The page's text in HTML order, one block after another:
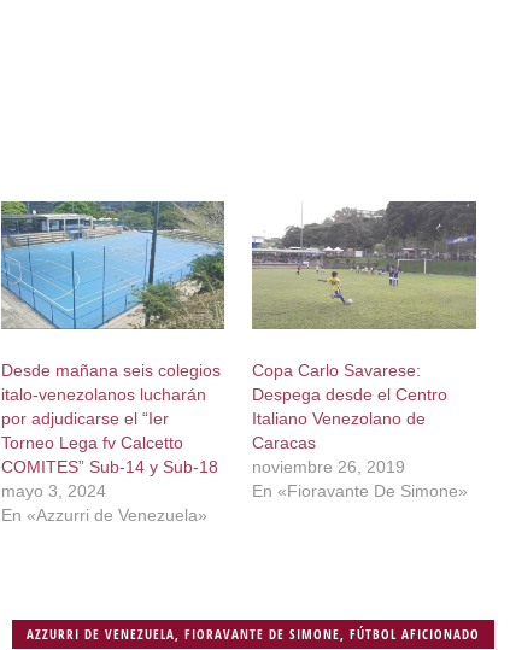
Desde mañana seis colegios
italo-venezolanos lucharán
por adjudicarse el “Ier
Torneo Lega fv Calcetto
COMITES” Sub-14 y Sub-18
mayo 3, 2024
En «Azzurri de Venezuela»
Copa Carlo Savarese:
Despega desde el Centro
Italiano Venezolano de
Caracas
noviembre 26, 2019
En «Fioravante De Simone»
AZZURRI DE VENEZUELA ,FIORAVANTE DE SIMONE ,FÚTBOL AFICIONADO